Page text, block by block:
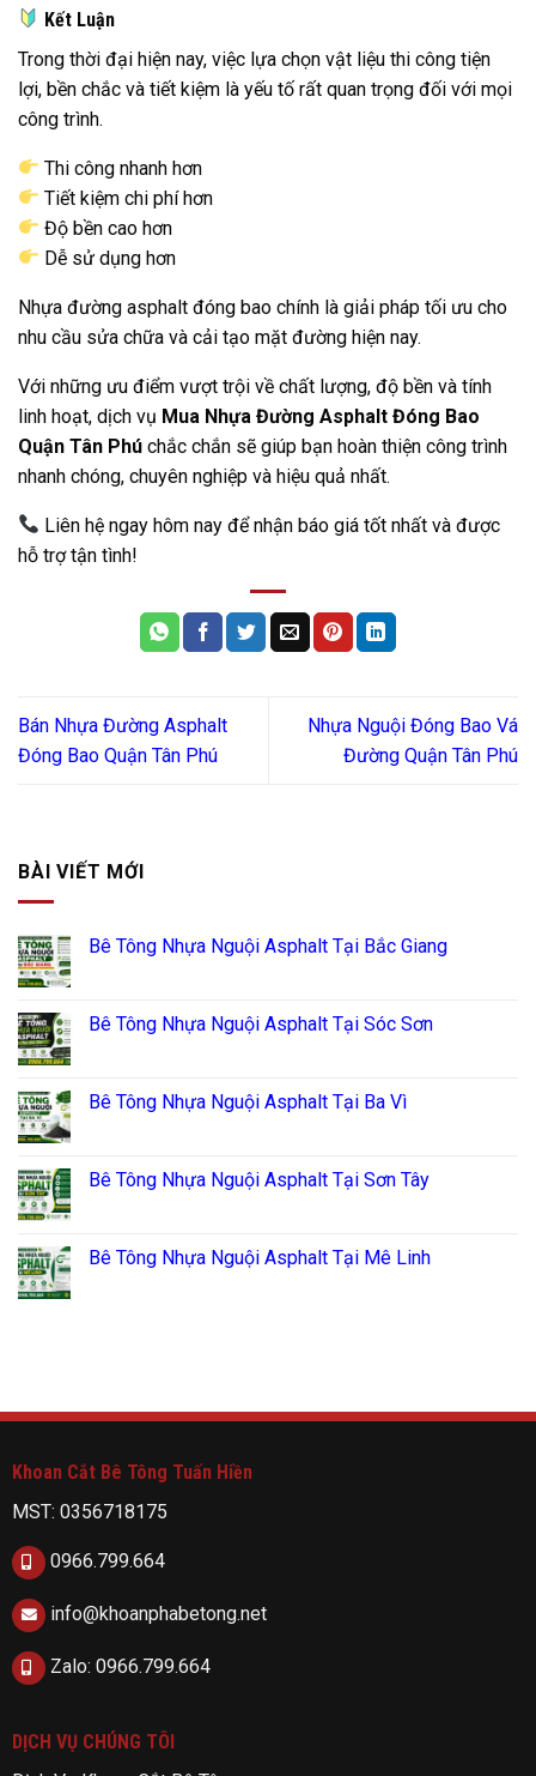
Kết Luận
Trong thời đại hiện nay, việc lựa chọn vật liệu thi công tiện
lợi, bền chắc và tiết kiệm là yếu tố rất quan trọng đối với mọi
công trình.
Thi công nhanh hơn
Tiết kiệm chi phí hơn
Độ bền cao hơn
Dễ sử dụng hơn
Nhựa đường asphalt đóng bao chính là giải pháp tối ưu cho
nhu cầu sửa chữa và cải tạo mặt đường hiện nay.
Với những ưu điểm vượt trội về chất lượng, độ bền và tính
linh hoạt, dịch vụ Mua Nhựa Đường Asphalt Đóng Bao
Quận Tân Phú chắc chắn sẽ giúp bạn hoàn thiện công trình
nhanh chóng, chuyên nghiệp và hiệu quả nhất.
Liên hệ ngay hôm nay để nhận báo giá tốt nhất và được
hỗ trợ tận tình!
Bán Nhựa Đường Asphalt
Đóng Bao Quận Tân Phú
Nhựa Nguội Đóng Bao Vá
Đường Quận Tân Phú
BÀI VIẾT MỚI
Bê Tông Nhựa Nguội Asphalt Tại Bắc Giang
Bê Tông Nhựa Nguội Asphalt Tại Sóc Sơn
Bê Tông Nhựa Nguội Asphalt Tại Ba Vì
Bê Tông Nhựa Nguội Asphalt Tại Sơn Tây
Bê Tông Nhựa Nguội Asphalt Tại Mê Linh
Khoan Cắt Bê Tông Tuấn Hiền
MST: 0356718175
0966.799.664
info@khoanphabetong.net
Zalo: 0966.799.664
DỊCH VỤ CHÚNG TÔI